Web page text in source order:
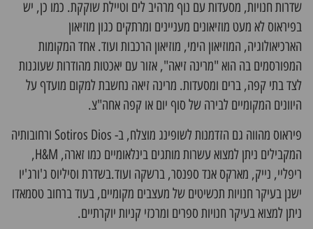
שדרות חנויות, מסעדות עם נוף מרהיב לים וטיילת שוקקת. כמו כן, יש
בפיראוס לא מעט מוזיאונים מעניינים ומרתקים כגון מוזיאון
הארכיאולוגיה, המוזיאון הימי, מוזיאון הרכבות ועוד. אחד המקומות
המפורסמים בה הוא "מרינה זיאה", אזור עם יאכטות מהודרות שעוגנות
לצד בתי קפה, ברים ומסעדות. מרינה זיאה נחשבת למקום מועדף על
היוונים המקומיים לבירה של סוף יום או קפה אחה"צ.
פיראוס מהווה גם הזדמנות לשופינג מוצלח, ב- Sotiros Dios ורחובותיה
המקבילים ניתן למצוא עשרות מותגים בינלאומיים כמו זארה, H&M,
ריפליי, נייק, מארקס אנד ספנסר, ברשקה ועוד.בשדרת וסיליוס ג'ורג'יו
ישנן בעיקר חנויות תכשיטים של מעצבים מקומיים, בעוד ברחוב טסמאדו
ניתן למצוא בעיקר חנויות ספרים ומרכזי קניות יוקרתיים.